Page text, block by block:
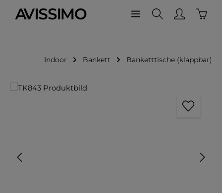
Zum Hauptinhalt springen
Indoor Bankett Banketttische (klappbar)
Bildergalerie überspringen